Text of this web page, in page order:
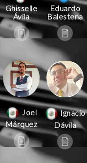
Ghisselle
Ávila
Eduardo
Balestena
Joel
Márquez
Ignacio
Dávila